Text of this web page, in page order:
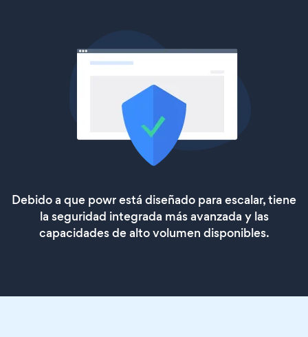
Debido a que powr está diseñado para escalar, tiene
la seguridad integrada más avanzada y las
capacidades de alto volumen disponibles.